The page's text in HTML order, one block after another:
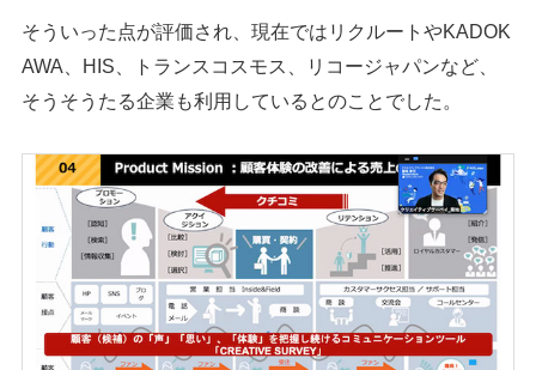
そういった点が評価され、現在ではリクルートやKADOK
AWA、HIS、トランスコスモス、リコージャパンなど、
そうそうたる企業も利用しているとのことでした。